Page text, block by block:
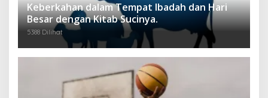
Keberkahan dalam Tempat Ibadah dan Hari
Besar dengan Kitab Sucinya.
5388 Dilihat